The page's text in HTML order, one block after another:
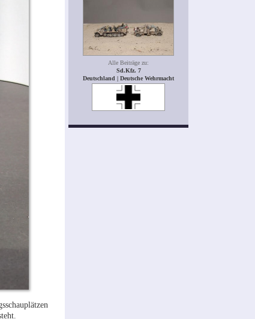
Alle Beiträge zu:
Sd.Kfz. 7
Deutschland | Deutsche Wehrmacht